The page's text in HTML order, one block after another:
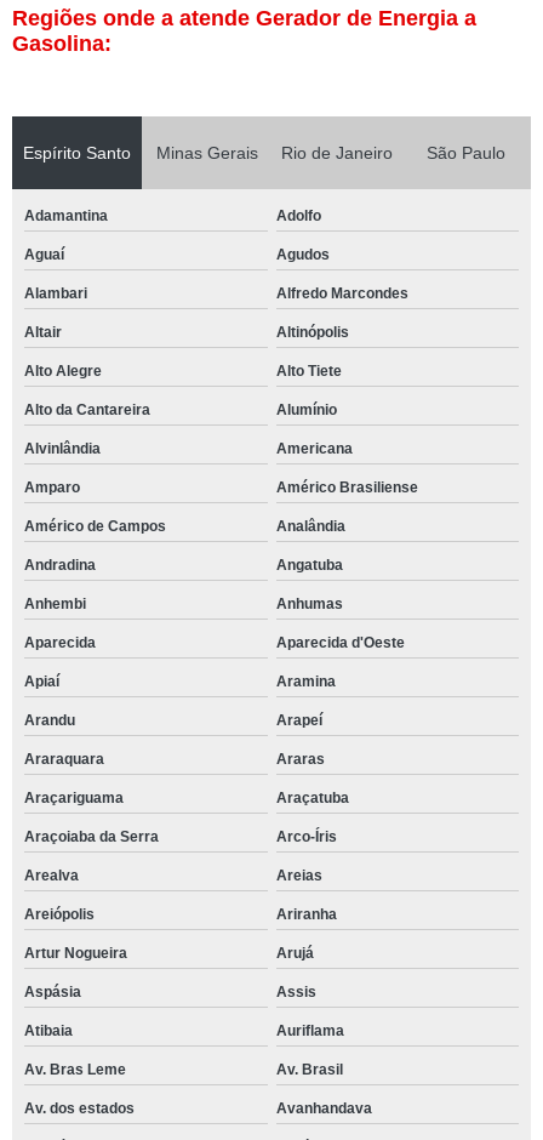
Regiões onde a atende Gerador de Energia a
Gasolina:
Espírito Santo Minas Gerais Rio de Janeiro São Paulo
Adamantina Adolfo
Aguaí Agudos
Alambari Alfredo Marcondes
Altair Altinópolis
Alto Alegre Alto Tiete
Alto da Cantareira Alumínio
Alvinlândia Americana
Amparo Américo Brasiliense
Américo de Campos Analândia
Andradina Angatuba
Anhembi Anhumas
Aparecida Aparecida d'Oeste
Apiaí Aramina
Arandu Arapeí
Araraquara Araras
Araçariguama Araçatuba
Araçoiaba da Serra Arco-Íris
Arealva Areias
Areiópolis Ariranha
Artur Nogueira Arujá
Aspásia Assis
Atibaia Auriflama
Av. Bras Leme Av. Brasil
Av. dos estados Avanhandava